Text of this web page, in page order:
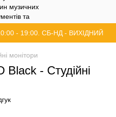
- 19:00. СБ-НД - ВИХІДНИЙ
монітори
- Студійні